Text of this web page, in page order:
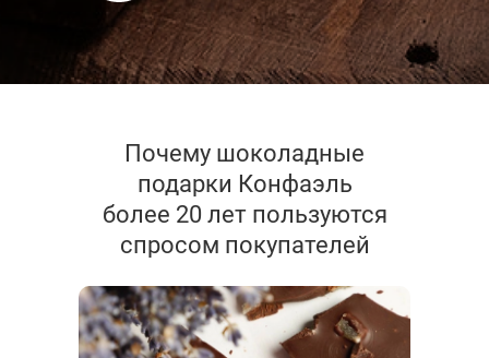
Почему шоколадные
подарки Конфаэль
более 20 лет пользуются
спросом покупателей